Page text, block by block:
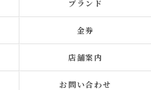
ブランド
金券
店舗案内
お問い合わせ